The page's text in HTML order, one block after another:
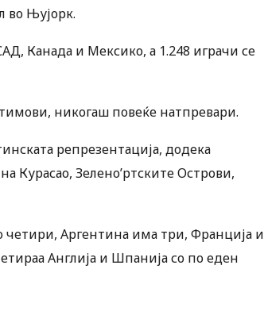
во Њујорк.
Канада и Мексико, а 1.248 играчи се
никогаш повеќе натпревари.
репрезентација, додека
Курасао, Зелено’ртските Острови,
четири, Аргентина има три, Франција и
Англија и Шпанија со по еден